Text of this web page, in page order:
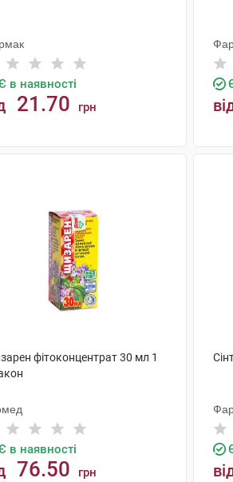
в наявності
21.70 грн
фітоконцентрат 30 мл 1
в наявності
76.50 грн